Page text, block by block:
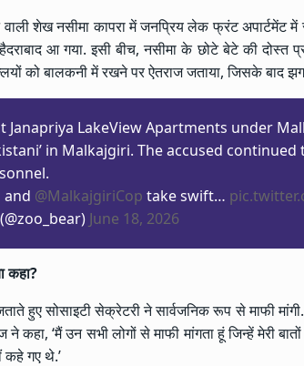
शेख नसीमा कापरा में जनप्रिय लेक फ्रंट अपार्टमेंट
आ गया. इसी बीच, नसीमा के छोटे बेटे की दोस्त
को बालकनी में रखने पर ऐतराज जताया, जिसके बाद
LakeView Apartments under
in Malkajgiri. The accused
and @MalkajgiriCop take swift…
June 18, 2026
कहा?
हुए सोसाइटी सेक्रेटरी ने सार्वजनिक रूप से माफी
‘मैं उन सभी लोगों से माफी मांगता हूं जिन्हें मेरी
कहे गए थे.’